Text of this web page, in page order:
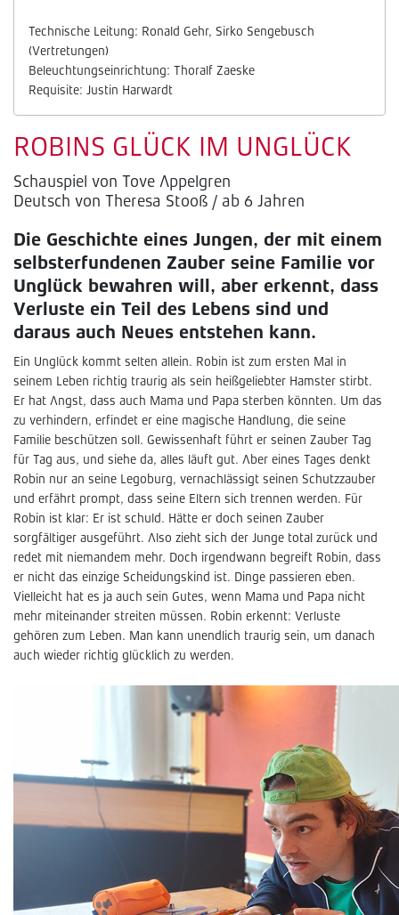
ROBINS GLÜCK IM UNGLÜCK
Schauspiel von Tove Appelgren
Deutsch von Theresa Stooß / ab 6 Jahren
Die Geschichte eines Jungen, der mit einem
selbsterfundenen Zauber seine Familie vor
Unglück bewahren will, aber erkennt, dass
Verluste ein Teil des Lebens sind und
daraus auch Neues entstehen kann.
Ein Unglück kommt selten allein. Robin ist zum ersten Mal in
seinem Leben richtig traurig als sein heißgeliebter Hamster stirbt.
Er hat Angst, dass auch Mama und Papa sterben könnten. Um das
zu verhindern, erfindet er eine magische Handlung, die seine
Familie beschützen soll. Gewissenhaft führt er seinen Zauber Tag
für Tag aus, und siehe da, alles läuft gut. Aber eines Tages denkt
Robin nur an seine Legoburg, vernachlässigt seinen Schutzzauber
und erfährt prompt, dass seine Eltern sich trennen werden. Für
Robin ist klar: Er ist schuld. Hätte er doch seinen Zauber
sorgfältiger ausgeführt. Also zieht sich der Junge total zurück und
redet mit niemandem mehr. Doch irgendwann begreift Robin, dass
er nicht das einzige Scheidungskind ist. Dinge passieren eben.
Vielleicht hat es ja auch sein Gutes, wenn Mama und Papa nicht
mehr miteinander streiten müssen. Robin erkennt: Verluste
gehören zum Leben. Man kann unendlich traurig sein, um danach
auch wieder richtig glücklich zu werden.
Technische Leitung: Ronald Gehr, Sirko Sengebusch
(Vertretungen)
Beleuchtungseinrichtung: Thoralf Zaeske
Requisite: Justin Harwardt